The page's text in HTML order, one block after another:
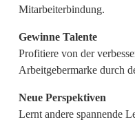
Mitarbeiterbindung.
Gewinne Talente
Profitiere von der
Arbeitgebermarke durch
Neue Perspektiven
Lernt andere spannende